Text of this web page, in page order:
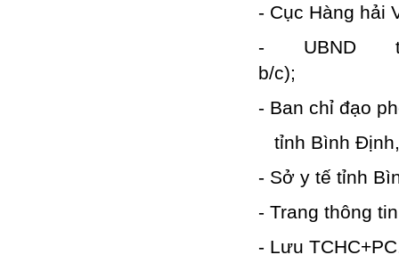
- Cục Hàng hải
- UBND
- Ban chỉ đạo
tỉnh Bình
- Sở y tế tỉnh
- Trang
- Lưu